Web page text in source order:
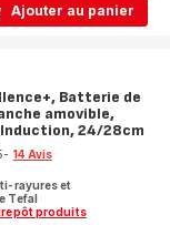
Ajouter au panier
Batterie de
amovible,
24/28cm
- 14 Avis
rayures et
Tefal
produits